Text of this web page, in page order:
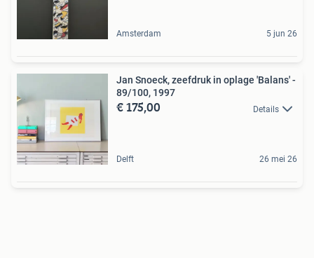
Amsterdam 5 jun 26
Jan Snoeck, zeefdruk in oplage 'Balans' -
89/100, 1997
€ 175,00 Details
Delft 26 mei 26